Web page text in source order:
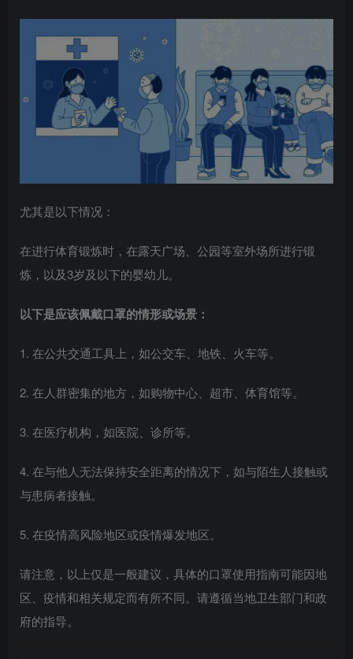
尤其是以下情况：
在进行体育锻炼时，在露天广场、公园等室外场所进行锻
炼，以及3岁及以下的婴幼儿。
以下是应该佩戴口罩的情形或场景：
1. 在公共交通工具上，如公交车、地铁、火车等。
2. 在人群密集的地方，如购物中心、超市、体育馆等。
3. 在医疗机构，如医院、诊所等。
4. 在与他人无法保持安全距离的情况下，如与陌生人接触或
与患病者接触。
5. 在疫情高风险地区或疫情爆发地区。
请注意，以上仅是一般建议，具体的口罩使用指南可能因地
区、疫情和相关规定而有所不同。请遵循当地卫生部门和政
府的指导。